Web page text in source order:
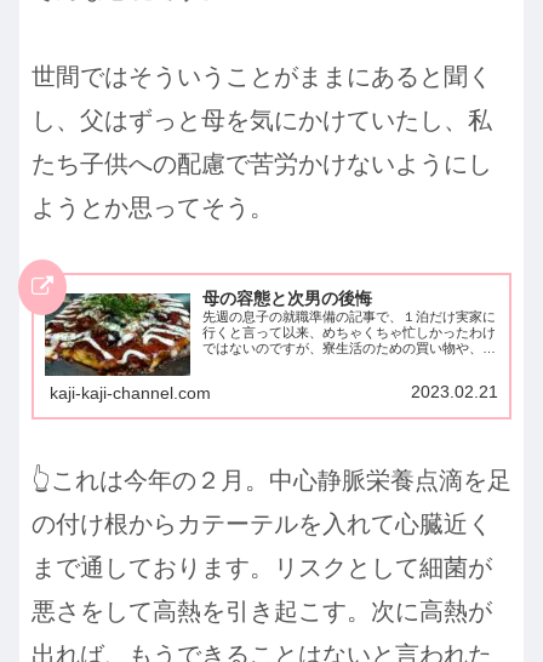
世間ではそういうことがままにあると聞く
し、父はずっと母を気にかけていたし、私
たち子供への配慮で苦労かけないようにし
ようとか思ってそう。
母の容態と次男の後悔
先週の息子の就職準備の記事で、１泊だけ実家に
行くと言って以来、めちゃくちゃ忙しかったわけ
ではないのですが、寮生活のための買い物や、考
たm(__)m実家の...
kaji-kaji-channel.com 2023.02.21
👆これは今年の２月。中心静脈栄養点滴を足
の付け根からカテーテルを入れて心臓近く
まで通しております。リスクとして細菌が
悪さをして高熱を引き起こす。次に高熱が
出れば、もうできることはないと言われた